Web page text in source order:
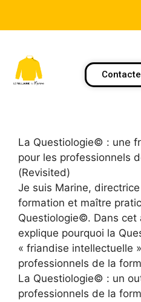
La Questiologie© : une
pour les professionnels
(Revisited)
Je suis Marine,
formation et maître
Questiologie©. Dans cet
explique pourquoi la
« friandise intellectuelle
professionnels de la
La Questiologie© : un
professionnels de la